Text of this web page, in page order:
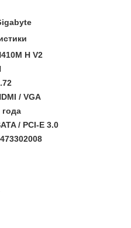
H V2
/ VGA
года
/ PCI-E 3.0